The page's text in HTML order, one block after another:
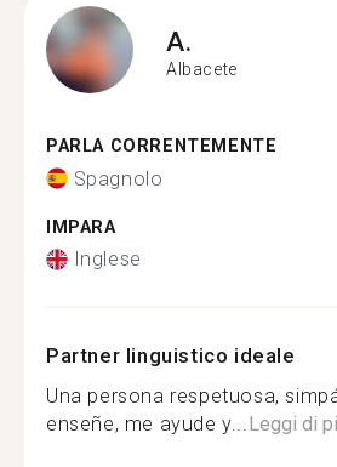
A.
Albacete
PARLA CORRENTEMENTE
Spagnolo
IMPARA
Inglese
Partner linguistico ideale
Una persona respetuosa,
enseñe, me ayude y...Leggi di